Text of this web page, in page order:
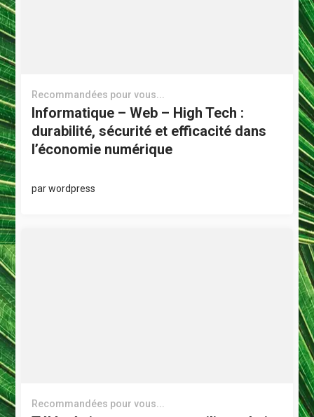
Recommandées pour vous...
Informatique – Web – High Tech :
durabilité, sécurité et efficacité dans
l’économie numérique
parwordpress
Recommandées pour vous...